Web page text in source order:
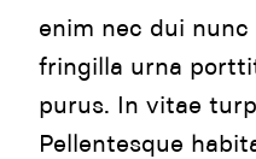
enim nec dui
fringilla urna
purus. In vitae
Pellentesque